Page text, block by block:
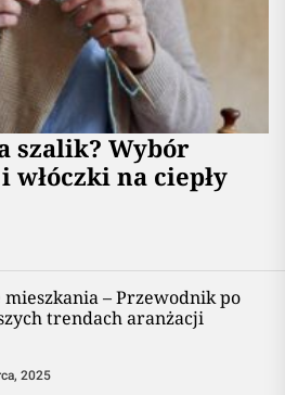
szalik? Wybór
włóczki na ciepły
– Przewodnik po
trendach aranżacji
2025